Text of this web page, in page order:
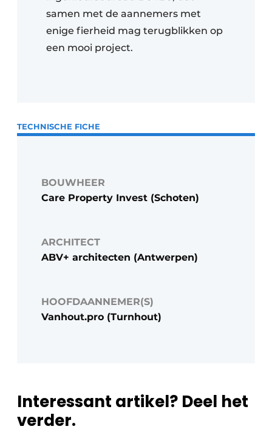
samen met de aannemers met
enige fierheid mag terugblikken op
een mooi project.
TECHNISCHE FICHE
BOUWHEER
Care Property Invest (Schoten)
ARCHITECT
ABV+ architecten (Antwerpen)
HOOFDAANNEMER(S)
Vanhout.pro (Turnhout)
Interessant artikel? Deel het
verder.